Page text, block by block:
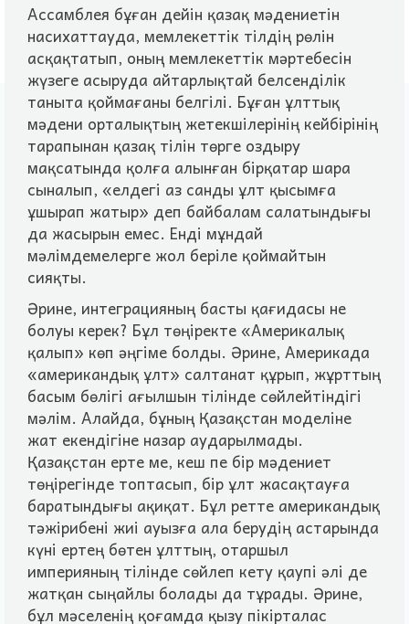
Ассамблея бұған дейiн қазақ мәдениетiн
насихаттауда, мемлекеттiк тiлдiң рөлiн
асқақтатып, оның мемлекеттiк мәртебесiн
жүзеге асыруда айтарлықтай белсендiлiк
таныта қоймағаны белгiлi. Бұған ұлттық
мәдени орталықтың жетекшiлерiнiң кейбiрiнiң
тарапынан қазақ тiлiн төрге оздыру
мақсатында қолға алынған бiрқатар шара
сыналып, «елдегi аз санды ұлт қысымға
ұшырап жатыр» деп байбалам салатындығы
да жасырын емес. Ендi мұндай
мәлiмдемелерге жол берiле қоймайтын
сияқты.
Әрине, интеграцияның басты қағидасы не
болуы керек? Бұл төңiректе «Америкалық
қалып» көп әңгiме болды. Әрине, Америкада
«американдық ұлт» салтанат құрып, жұрттың
басым бөлiгi ағылшын тiлiнде сөйлейтiндiгi
мәлiм. Алайда, бұның Қазақстан моделiне
жат екендiгiне назар аударылмады.
Қазақстан ерте ме, кеш пе бiр мәдениет
төңiрегiнде топтасып, бiр ұлт жасақтауға
баратындығы ақиқат. Бұл ретте американдық
тәжiрибенi жиi ауызға ала берудiң астарында
күнi ертең бөтен ұлттың, отаршыл
империяның тiлiнде сөйлеп кету қаупi әлi де
жатқан сыңайлы болады да тұрады. Әрине,
бұл мәселенiң қоғамда қызу пiкiрталас